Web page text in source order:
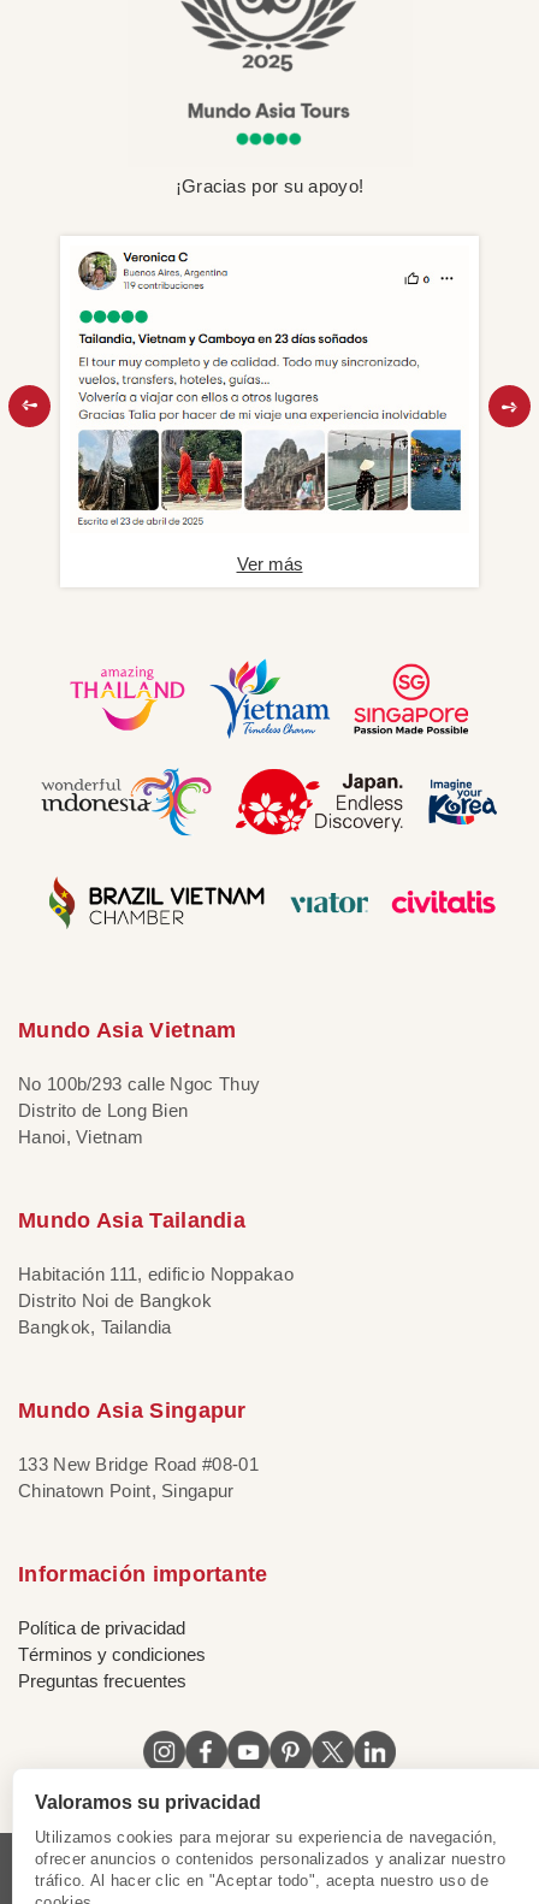
¡Gracias por su apoyo!
Ver más
Mundo Asia Vietnam
No 100b/293 calle Ngoc Thuy
Distrito de Long Bien
Hanoi, Vietnam
Mundo Asia Tailandia
Habitación 111, edificio Noppakao
Distrito Noi de Bangkok
Bangkok, Tailandia
Mundo Asia Singapur
133 New Bridge Road #08-01
Chinatown Point, Singapur
Información importante
Política de privacidad
Términos y condiciones
Preguntas frecuentes
Licencia de Vietnam | Certificado de Singapur
|
Valoramos su privacidad
Utilizamos cookies para mejorar su experiencia de navegación,
ofrecer anuncios o contenidos personalizados y analizar nuestro
tráfico. Al hacer clic en "Aceptar todo", acepta nuestro uso de